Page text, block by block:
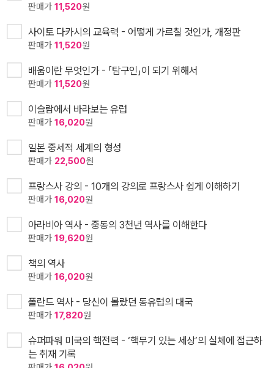
판매가 11,520원
사이토 다카시의 교육력 - 어떻게 가르칠 것인가, 개정판
판매가 11,520원
배움이란 무엇인가 - 「탐구인」이 되기 위해서
판매가 11,520원
이슬람에서 바라보는 유럽
판매가 16,020원
일본 중세적 세계의 형성
판매가 22,500원
프랑스사 강의 - 10개의 강의로 프랑스사 쉽게 이해하기
판매가 16,020원
아라비아 역사 - 중동의 3천년 역사를 이해한다
판매가 19,620원
책의 역사
판매가 16,020원
폴란드 역사 - 당신이 몰랐던 동유럽의 대국
판매가 17,820원
슈퍼파워 미국의 핵전력 - ‘핵무기 있는 세상’의 실체에 접근하
는 취재 기록